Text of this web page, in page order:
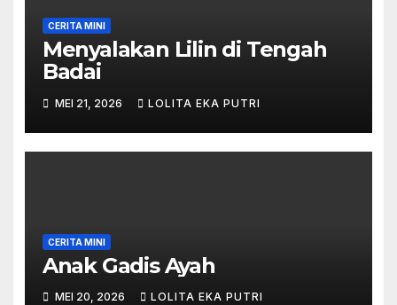
CERITA MINI
Menyalakan Lilin di Tengah
Badai
MEI 21, 2026 LOLITA EKA PUTRI
CERITA MINI
Anak Gadis Ayah
MEI 20, 2026 LOLITA EKA PUTRI